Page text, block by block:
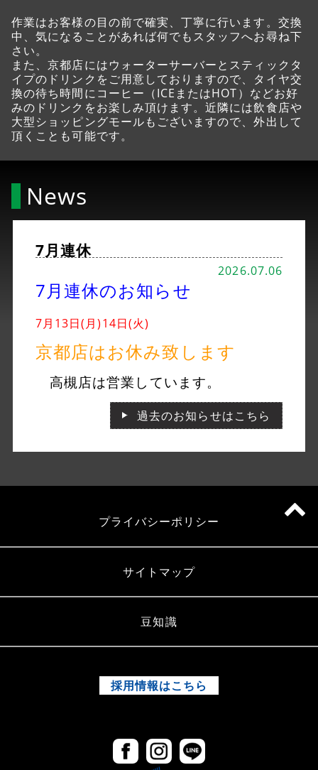
作業はお客様の目の前で確実、丁寧に行います。交換
中、気になることがあれば何でもスタッフへお尋ね下
さい。
また、京都店にはウォーターサーバーとスティックタ
イプのドリンクをご用意しておりますので、タイヤ交
換の待ち時間にコーヒー（ICEまたはHOT）などお好
みのドリンクをお楽しみ頂けます。近隣には飲食店や
大型ショッピングモールもございますので、外出して
頂くことも可能です。
News
7月連休
2026.07.06
7月連休のお知らせ
7月13日(月)14日(火)
京都店はお休み致します
高槻店は営業しています。
過去のお知らせはこちら
プライバシーポリシー
サイトマップ
豆知識
採用情報はこちら